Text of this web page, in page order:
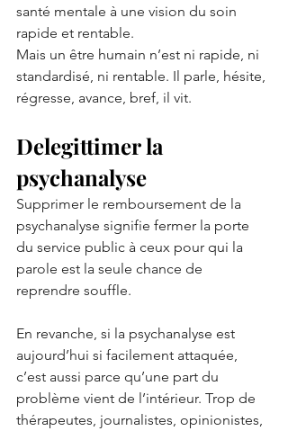
santé mentale à une vision du soin
rapide et rentable.
Mais un être humain n’est ni rapide, ni
standardisé, ni rentable. Il parle, hésite,
régresse, avance, bref, il vit.
Delegittimer la
psychanalyse
Supprimer le remboursement de la
psychanalyse signifie fermer la porte
du service public à ceux pour qui la
parole est la seule chance de
reprendre souffle.
En revanche, si la psychanalyse est
aujourd’hui si facilement attaquée,
c’est aussi parce qu’une part du
problème vient de l’intérieur. Trop de
thérapeutes, journalistes, opinionistes,